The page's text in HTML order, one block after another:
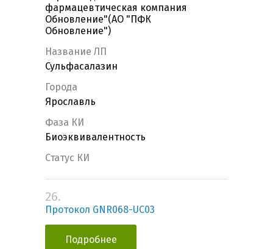
фармацевтическая компания
Обновление"(АО "ПФК
Обновление")
Название ЛП
Сульфасалазин
Города
Ярославль
Фаза КИ
Биоэквивалентность
Статус КИ
26.
Протокол GNR068-UC03
Подробнее